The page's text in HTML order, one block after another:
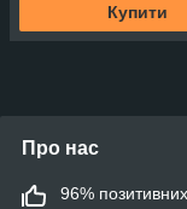
Купити
Про нас
96% позитивних